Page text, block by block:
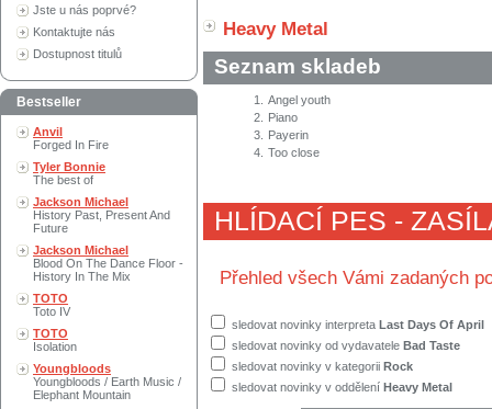
Jste u nás poprvé?
Kontaktujte nás
Dostupnost titulů
Bestseller
Anvil
Forged In Fire
Tyler Bonnie
The best of
Jackson Michael
History Past, Present And
Future
Jackson Michael
Blood On The Dance Floor -
History In The Mix
TOTO
Toto IV
TOTO
Isolation
Youngbloods
Youngbloods / Earth Music /
Elephant Mountain
Heavy Metal
Seznam skladeb
1.
Angel youth
2.
Piano
3.
Payerin
4. Too close
HLÍDACÍ PES -
Přehled všech Vámi zadaných
sledovat novinky interpreta Last Days Of April
sledovat novinky od vydavatele Bad Taste
sledovat novinky v kategorii Rock
sledovat novinky v oddělení Heavy Metal